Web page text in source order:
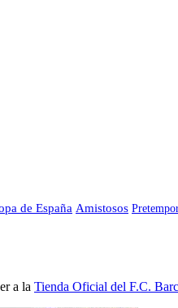
de España Amistosos
a la Tienda Oficial del F.C.